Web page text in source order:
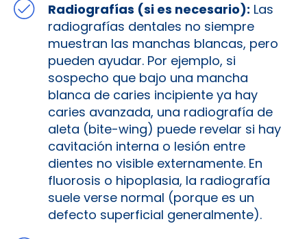
Radiografías (si es necesario): Las
radiografías dentales no siempre
muestran las manchas blancas, pero
pueden ayudar. Por ejemplo, si
sospecho que bajo una mancha
blanca de caries incipiente ya hay
caries avanzada, una radiografía de
aleta (bite-wing) puede revelar si hay
cavitación interna o lesión entre
dientes no visible externamente. En
fluorosis o hipoplasia, la radiografía
suele verse normal (porque es un
defecto superficial generalmente).